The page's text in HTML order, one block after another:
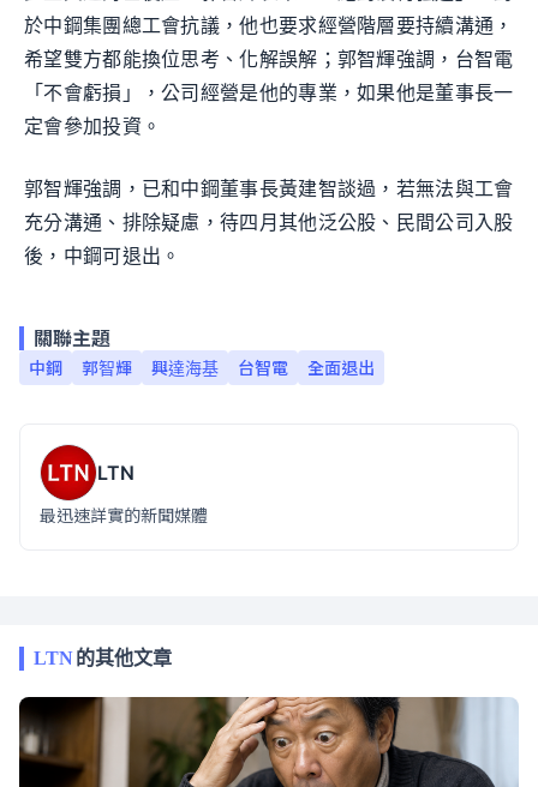
於中鋼集團總工會抗議，他也要求經營階層要持續溝通，
希望雙方都能換位思考、化解誤解；郭智輝強調，台智電
「不會虧損」，公司經營是他的專業，如果他是董事長一
定會參加投資。
郭智輝強調，已和中鋼董事長黃建智談過，若無法與工會
充分溝通、排除疑慮，待四月其他泛公股、民間公司入股
後，中鋼可退出。
關聯主題
中鋼 郭智輝 興達海基 台智電 全面退出
LTN
最迅速詳實的新聞媒體
LTN的其他文章